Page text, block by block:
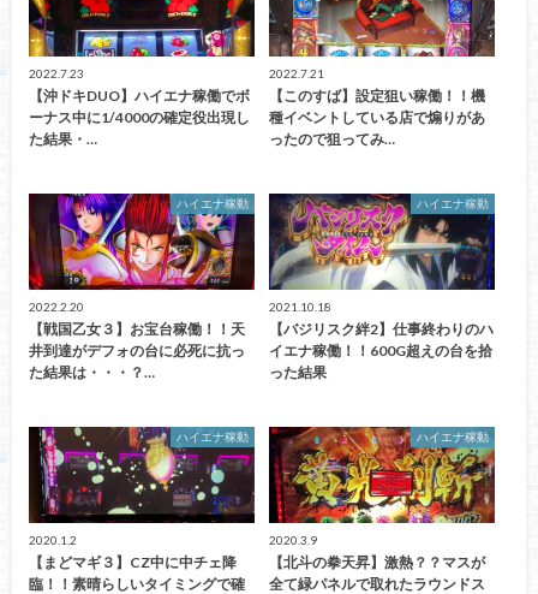
2022.7.23
【沖ドキDUO】ハイエナ稼働でボ
ーナス中に1/4000の確定役出現し
た結果・…
2022.7.21
【このすば】設定狙い稼働！！機
種イベントしている店で煽りがあ
ったので狙ってみ…
ハイエナ稼動
2022.2.20
【戦国乙女３】お宝台稼働！！天
井到達がデフォの台に必死に抗っ
た結果は・・・？…
ハイエナ稼動
2021.10.18
【バジリスク絆2】仕事終わりのハ
イエナ稼働！！600G超えの台を拾
った結果
ハイエナ稼動
2020.1.2
【まどマギ３】CZ中に中チェ降
臨！！素晴らしいタイミングで確
ハイエナ稼動
2020.3.9
【北斗の拳天昇】激熱？？マスが
全て緑パネルで取れたラウンドス